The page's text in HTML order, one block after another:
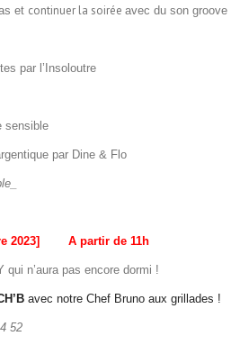
et continuer la soirée avec du son groove
par l’Insoloutre
sensible
par Dine & Flo
2023] A partir de 11h
n’aura pas encore dormi !
avec notre Chef Bruno aux grillades !
52